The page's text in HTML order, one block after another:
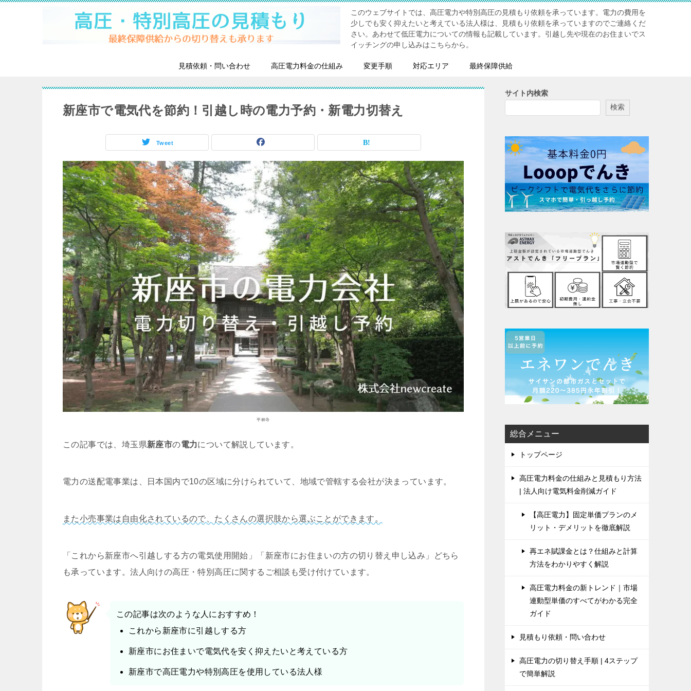
このウェブサイトでは、高圧電力や特別高圧の見積もり依頼を承っています。電力の費用を
少しでも安く抑えたいと考えている法人様は、見積もり依頼を承っていますのでご連絡くだ
さい。あわせて低圧電力についての情報も記載しています。引越し先や現在のお住まいでス
イッチングの申し込みはこちらから。
見積依頼・問い合わせ 高圧電力料金の仕組み 変更手順 対応エリア 最終保障供給
新座市で電気代を節約！引越し時の電力予約・新電力切替え
Tweet
平林寺
この記事では、埼玉県新座市の電力について解説しています。
電力の送配電事業は、日本国内で10の区域に分けられていて、地域で管轄する会社が決まっています。
また小売事業は自由化されているので、たくさんの選択肢から選ぶことができます。
「これから新座市へ引越しする方の電気使用開始」「新座市にお住まいの方の切り替え申し込み」どちら
も承っています。法人向けの高圧・特別高圧に関するご相談も受け付けています。
この記事は次のような人におすすめ！
これから新座市に引越しする方
新座市にお住まいで電気代を安く抑えたいと考えている方
新座市で高圧電力や特別高圧を使用している法人様
サイト内検索
検索
総合メニュー
トップページ
高圧電力料金の仕組みと見積もり方法
| 法人向け電気料金削減ガイド
【高圧電力】固定単価プランのメ
リット・デメリットを徹底解説
再エネ賦課金とは？仕組みと計算
方法をわかりやすく解説
高圧電力料金の新トレンド｜市場
連動型単価のすべてがわかる完全
ガイド
見積もり依頼・問い合わせ
高圧電力の切り替え手順 | 4ステップ
で簡単解説